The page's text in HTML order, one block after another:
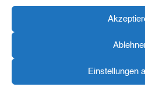
Einstellungen
Webseite barrierefrei – für
Konzeption und